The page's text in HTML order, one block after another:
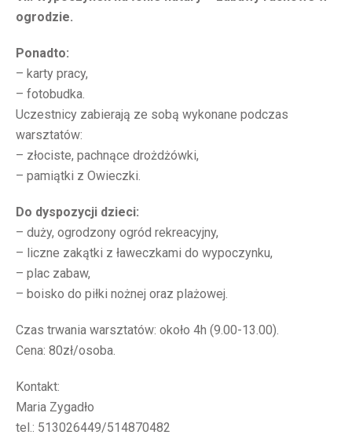
ogrodzie.
Ponadto:
– karty pracy,
– fotobudka.
Uczestnicy zabierają ze sobą wykonane podczas
warsztatów:
– złociste, pachnące drożdżówki,
– pamiątki z Owieczki.
Do dyspozycji dzieci:
– duży, ogrodzony ogród rekreacyjny,
– liczne zakątki z ławeczkami do wypoczynku,
– plac zabaw,
– boisko do piłki nożnej oraz plażowej.
Czas trwania warsztatów: około 4h (9.00-13.00).
Cena: 80zł/osoba.
Kontakt:
Maria Zygadło
tel.: 513026449/514870482